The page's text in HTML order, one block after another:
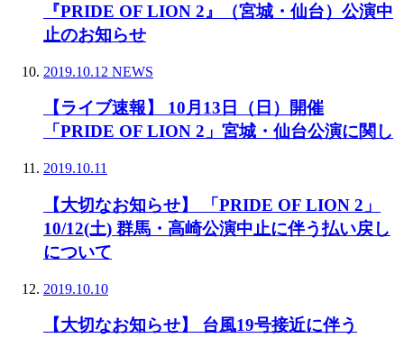
『PRIDE OF LION 2』（宮城・仙台）公演中
止のお知らせ
2019.10.12 NEWS
【ライブ速報】 10月13日（日）開催
「PRIDE OF LION 2」宮城・仙台公演に関し
2019.10.11
【大切なお知らせ】 「PRIDE OF LION 2」
10/12(土) 群馬・高崎公演中止に伴う払い戻し
について
2019.10.10
【大切なお知らせ】 台風19号接近に伴う